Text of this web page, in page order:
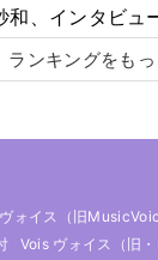
和、インタビュ
ランキングをも
イス（旧
Vois ヴォイス（旧